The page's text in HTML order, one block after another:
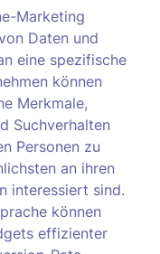
Marketing
Daten und
eine spezifische
können
Merkmale,
Suchverhalten
Personen zu
an ihren
interessiert sind.
können
effizienter